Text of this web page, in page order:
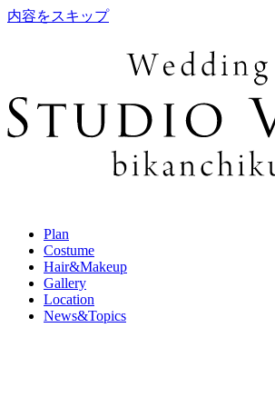
内容をスキップ
Plan
Costume
Hair&Makeup
Gallery
Location
News&Topics